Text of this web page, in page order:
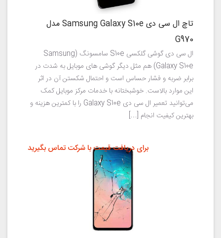
تاچ ال سی دی Samsung Galaxy S10e مدل
G970
ال سی دی گوشی گلکسی S10e سامسونگ (Samsung
Galaxy S10e) هم مثل دیگر گوشی های موبایل به شدت در
برابر ضربه و فشار حساس است و احتمال شکستن آن در اثر
این موارد بالاست. خوشبختانه با خدمات مرکز موبایل کمک
می‌توانید تعمیر ال سی دی Galaxy S10e را با کمترین هزینه و
بهترین کیفیت انجام […]
برای دریافت قیمت با شرکت تماس بگیرید